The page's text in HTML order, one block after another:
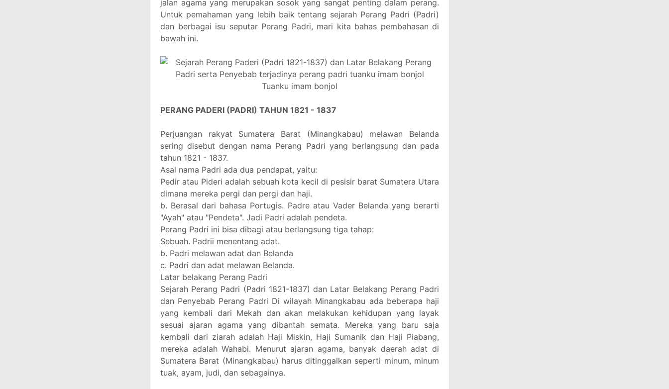
jalan agama yang merupakan sosok yang sangat penting dalam perang.
Untuk pemahaman yang lebih baik tentang sejarah Perang Padri (Padri)
dan berbagai isu seputar Perang Padri, mari kita bahas pembahasan di
bawah ini.
Tuanku imam bonjol
PERANG PADERI (PADRI) TAHUN 1821 - 1837
Perjuangan rakyat Sumatera Barat (Minangkabau) melawan Belanda
sering disebut dengan nama Perang Padri yang berlangsung dan pada
tahun 1821 - 1837.
Asal nama Padri ada dua pendapat, yaitu:
Pedir atau Pideri adalah sebuah kota kecil di pesisir barat Sumatera Utara
dimana mereka pergi dan pergi dan haji.
b. Berasal dari bahasa Portugis. Padre atau Vader Belanda yang berarti
"Ayah" atau "Pendeta". Jadi Padri adalah pendeta.
Perang Padri ini bisa dibagi atau berlangsung tiga tahap:
Sebuah. Padrii menentang adat.
b. Padri melawan adat dan Belanda
c. Padri dan adat melawan Belanda.
Latar belakang Perang Padri
Sejarah Perang Padri (Padri 1821-1837) dan Latar Belakang Perang Padri
dan Penyebab Perang Padri Di wilayah Minangkabau ada beberapa haji
yang kembali dari Mekah dan akan melakukan kehidupan yang layak
sesuai ajaran agama yang dibantah semata. Mereka yang baru saja
kembali dari ziarah adalah Haji Miskin, Haji Sumanik dan Haji Piabang,
mereka adalah Wahabi. Menurut ajaran agama, banyak daerah adat di
Sumatera Barat (Minangkabau) harus ditinggalkan seperti minum, minum
tuak, ayam, judi, dan sebagainya.